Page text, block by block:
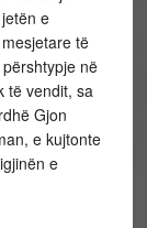
e
të
në
të vendit, sa
Gjon
e kujtonte
e